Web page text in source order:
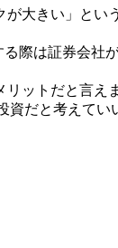
大きい」と
際は証券会社
ットだと言えま
だと考えて